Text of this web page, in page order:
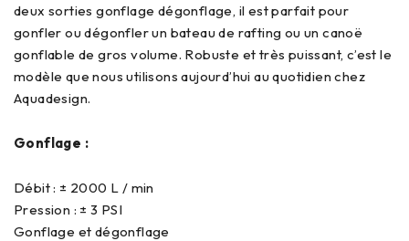
deux sorties gonflage dégonflage, il est parfait pour
gonfler ou dégonfler un bateau de rafting ou un canoë
gonflable de gros volume. Robuste et très puissant, c’est le
modèle que nous utilisons aujourd’hui au quotidien chez
Aquadesign.
Gonflage :
Débit : ± 2000 L / min
Pression : ± 3 PSI
Gonflage et dégonflage